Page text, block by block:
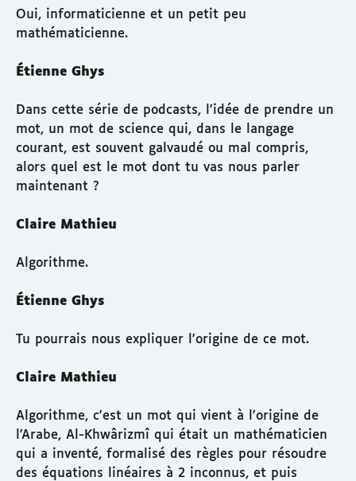
Oui, informaticienne et un petit peu
mathématicienne.
Étienne Ghys
Dans cette série de podcasts, l'idée de prendre un
mot, un mot de science qui, dans le langage
courant, est souvent galvaudé ou mal compris,
alors quel est le mot dont tu vas nous parler
maintenant ?
Claire Mathieu
Algorithme.
Étienne Ghys
Tu pourrais nous expliquer l'origine de ce mot.
Claire Mathieu
Algorithme, c'est un mot qui vient à l'origine de
l'Arabe, Al-Khwârizmî qui était un mathématicien
qui a inventé, formalisé des règles pour résoudre
des équations linéaires à 2 inconnus, et puis